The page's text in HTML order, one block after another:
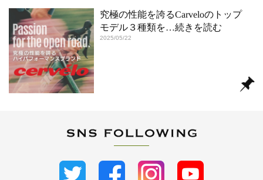
究極の性能を誇るCarveloのトップ
モデル３種類を…続きを読む
2025/05/22